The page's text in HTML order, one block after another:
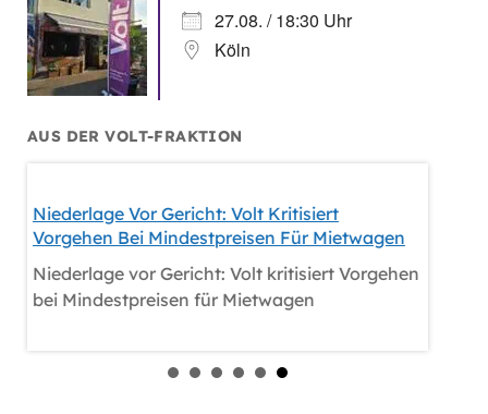
27.08. / 18:30 Uhr
Köln
AUS DER VOLT-FRAKTION
Niederlage Vor Gericht: Volt Kritisiert
Vorgehen Bei Mindestpreisen Für Mietwagen
Niederlage vor Gericht: Volt kritisiert Vorgehen
bei Mindestpreisen für Mietwagen